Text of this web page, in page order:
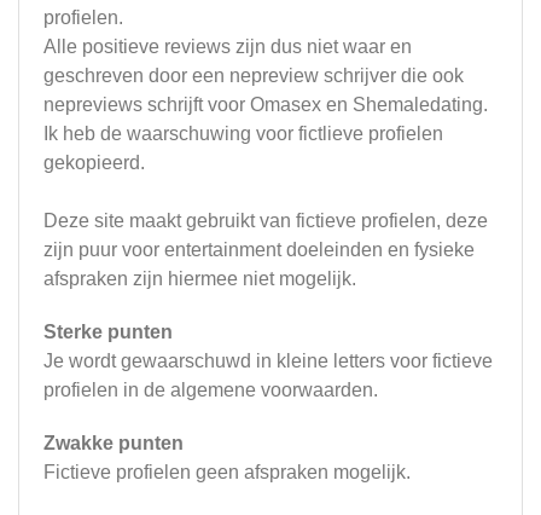
profielen.
Alle positieve reviews zijn dus niet waar en
geschreven door een nepreview schrijver die ook
nepreviews schrijft voor Omasex en Shemaledating.
Ik heb de waarschuwing voor fictlieve profielen
gekopieerd.
Deze site maakt gebruikt van fictieve profielen, deze
zijn puur voor entertainment doeleinden en fysieke
afspraken zijn hiermee niet mogelijk.
Sterke punten
Je wordt gewaarschuwd in kleine letters voor fictieve
profielen in de algemene voorwaarden.
Zwakke punten
Fictieve profielen geen afspraken mogelijk.